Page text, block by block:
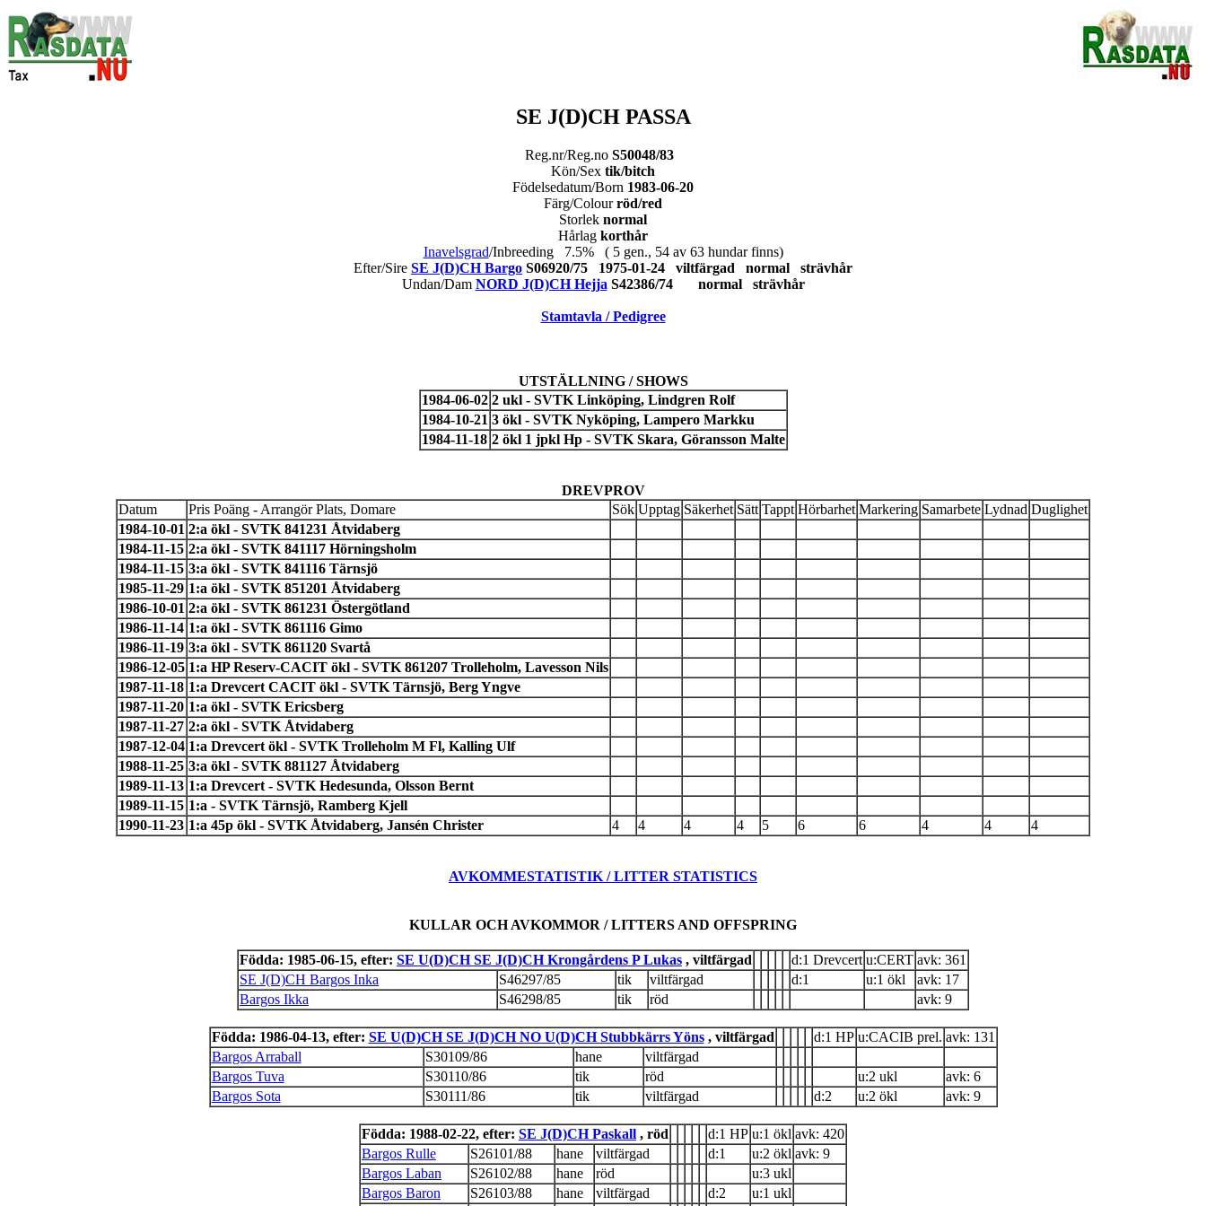
SE J(D)CH PASSA
Reg.nr/Reg.no S50048/83
Kön/Sex tik/bitch
Födelsedatum/Born 1983-06-20
Färg/Colourröd/red
Storlek normal
Hårlag korthår
Inavelsgrad/Inbreeding 7.5% ( 5 gen., 54 av 63 hundar finns)
Efter/Sire SE J(D)CH Bargo S06920/75 1975-01-24 viltfärgad normal strävhår
Undan/Dam NORD J(D)CH Hejja S42386/74 normal strävhår
Stamtavla / Pedigree
UTSTÄLLNING / SHOWS
1984-06-02 2 ukl - SVTK Linköping, Lindgren Rolf
1984-10-21 3 ökl - SVTK Nyköping, Lampero Markku
1984-11-18 2 ökl 1 jpkl Hp - SVTK Skara, Göransson Malte
DREVPROV
Datum
Pris Poäng - Arrangör Plats, Domare Sök Upptag Säkerhet Sätt Tappt Hörbarhet Markering Samarbete Lydnad Duglighet
1984-10-01 2:a ökl - SVTK 841231 Åtvidaberg
1984-11-15 2:a ökl - SVTK 841117 Hörningsholm
1984-11-15 3:a ökl - SVTK 841116 Tärnsjö
1985-11-29 1:a ökl - SVTK 851201 Åtvidaberg
1986-10-01 2:a ökl - SVTK 861231 Östergötland
1986-11-14 1:a ökl - SVTK 861116 Gimo
1986-11-19 3:a ökl - SVTK 861120 Svartå
1986-12-05 1:a HP Reserv-CACIT ökl - SVTK 861207 Trolleholm, Lavesson Nils
1987-11-18 1:a Drevcert CACIT ökl - SVTK Tärnsjö, Berg Yngve
1987-11-20 1:a ökl - SVTK Ericsberg
1987-11-27 2:a ökl - SVTK Åtvidaberg
1987-12-04 1:a Drevcert ökl - SVTK Trolleholm M Fl, Kalling Ulf
1988-11-25 3:a ökl - SVTK 881127 Åtvidaberg
1989-11-13 1:a Drevcert - SVTK Hedesunda, Olsson Bernt
1989-11-15 1:a - SVTK Tärnsjö, Ramberg Kjell
1990-11-23 1:a 45p ökl - SVTK Åtvidaberg, Jansén Christer 4 4 4 4 5 6 6 4 4 4
AVKOMMESTATISTIK / LITTER STATISTICS
KULLAR OCH AVKOMMOR / LITTERS AND OFFSPRING
Födda: 1985-06-15, efter: SE U(D)CH SE J(D)CH Krongårdens P Lukas , viltfärgad d:1 Drevcert u:CERT avk: 361
SE J(D)CH Bargos Inka
S46297/85 tik viltfärgad d:1 u:1 ökl
avk: 17
Bargos Ikka
S46298/85 tik röd avk: 9
Födda: 1986-04-13, efter: SE U(D)CH SE J(D)CH NO U(D)CH Stubbkärrs Yöns, viltfärgad d:1 HP u:CACIB prel. avk: 131
Bargos Arraball
S30109/86 hane
viltfärgad
Bargos Tuva
S30110/86 tik röd u:2 ukl
avk: 6
Bargos Sota
S30111/86 tik viltfärgad d:2 u:2 ökl avk: 9
Födda: 1988-02-22, efter: SE J(D)CH Paskall , röd d:1 HP u:1 ökl avk: 420
Bargos Rulle
S26101/88 hane viltfärgad d:1 u:2 ökl avk: 9
Bargos Laban
S26102/88 hane röd
u:3 ukl
Bargos Baron
S26103/88 hane viltfärgad d:2
u:1 ukl